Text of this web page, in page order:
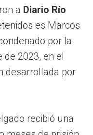
a Diario Río
es Marcos
por la
2023, en el
desarrollada por
recibió una